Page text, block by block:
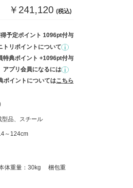
￥241,120 (税込)
予定ポイント 1096pt付与
トリポイントについて
特典ポイント +1096pt付与
アプリ会員になるには
ポイントについてはこちら
型品、スチール
～124cm
体重量：30kg 梱包重